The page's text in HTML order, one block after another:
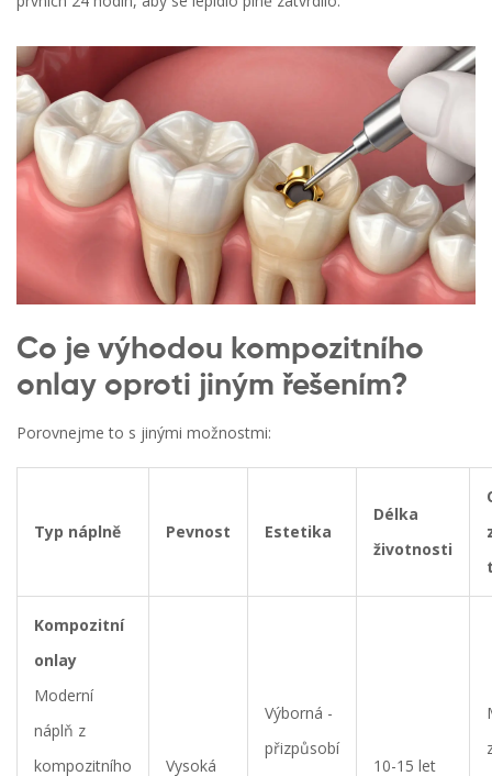
Co je výhodou kompozitního
onlay oproti jiným řešením?
Porovnejme to s jinými možnostmi:
Typ náplně Pevnost Estetika
Délka
životnosti
Kompozitní
onlay
Moderní
náplň z
kompozitního
Vysoká
Výborná -
přizpůsobí
10-15 let